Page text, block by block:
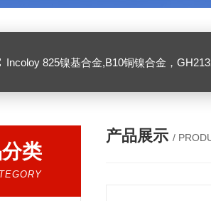
Incoloy 825镍基合金,B10铜镍合金，GH2132高温合金，C276
类
产品展示 /